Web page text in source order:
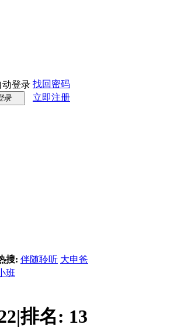
动登录 找回密码
录 立即注册
搜: 伴随聆听 大申爸
班
|排名: 13